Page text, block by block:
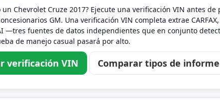
un Chevrolet Cruze 2017? Ejecute una verificación VIN antes
GM. Una verificación VIN completa extrae
—tres fuentes de datos independientes que en conjunto
de manejo casual pasará por alto.
verificación VIN Comparar tipos de informe